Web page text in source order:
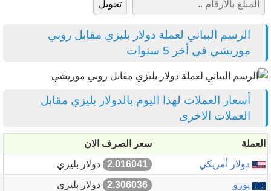
الرسم البياني لعملة دولار بليزي مقابل روبي
موريشي في أخر 5 سنوات
أسعار العملات لهذا اليوم بالدولار بليزي مقابل
العملات الاخرى
العملة
سعر الصرف الان
دولار أمريكي
2.016041
دولار بليزي
يورو
2.306036
دولار بليزي